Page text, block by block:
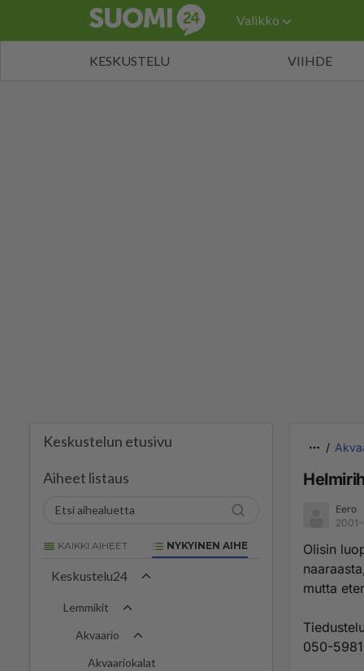
Valikko
KESKUSTELU VIIHDE
Keskustelun etusivu
Aiheet listaus
KAIKKI AIHEET NYKYINEN AIHE
Keskustelu24
Lemmikit
Akvaario
Akvaariokalat
Eero
Olisin
mutta
050-